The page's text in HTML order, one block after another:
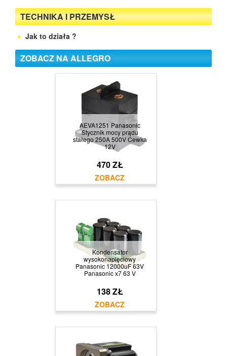
TECHNIKA I PRZEMYSŁ
Jak to działa ?
ZOBACZ NA ALLEGRO
AEVA1251 Panasonic
Stycznik mocy prądu
stałego 250A 500V Cewka
12V
470 ZŁ
Kondensator
wysokonapięciowy
Panasonic 12000uF 63V
Panasonic x7 63 V
138 ZŁ